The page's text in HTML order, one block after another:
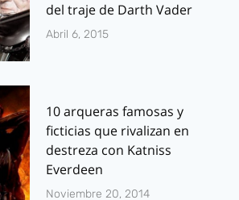
del traje de Darth Vader
Abril 6, 2015
10 arqueras famosas y
ficticias que rivalizan en
destreza con Katniss
Everdeen
Noviembre 20, 2014